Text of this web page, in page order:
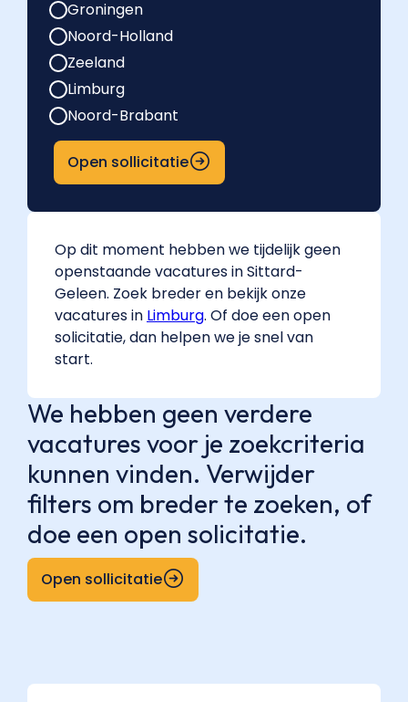
Groningen
Noord-Holland
Zeeland
Limburg
Noord-Brabant
Open sollicitatie
Op dit moment hebben we tijdelijk geen
openstaande vacatures in Sittard-
Geleen. Zoek breder en bekijk onze
vacatures in Limburg. Of doe een open
solicitatie, dan helpen we je snel van
start.
We hebben geen verdere
vacatures voor je zoekcriteria
kunnen vinden. Verwijder
filters om breder te zoeken, of
doe een open solicitatie.
Open sollicitatie